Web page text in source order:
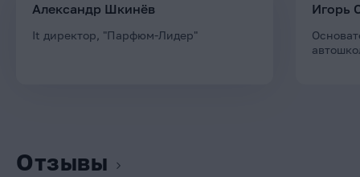
Александр Шкинёв
It директор, "Парфюм-Лидер"
Игорь
Отзывы